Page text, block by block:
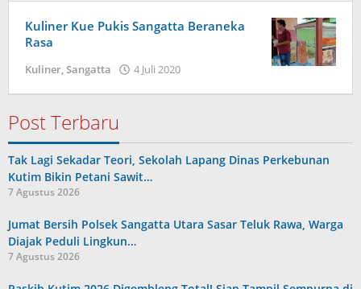
Kuliner Kue Pukis Sangatta Beraneka
Rasa
Kuliner,Sangatta 4 Juli 2020
Post Terbaru
Tak Lagi Sekadar Teori, Sekolah Lapang Dinas Perkebunan
Kutim Bikin Petani Sawit…
7 Agustus 2026
Jumat Bersih Polsek Sangatta Utara Sasar Teluk Rawa, Warga
Diajak Peduli Lingkun…
7 Agustus 2026